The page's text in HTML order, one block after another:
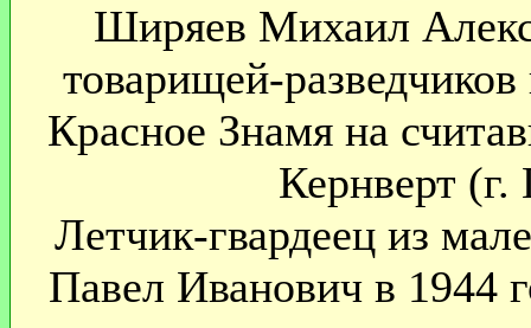
Ширяев Михаил
товарищей-
Красное Знамя на
Кернверт
Летчик-гвардеец из
Павел Иванович в 1944